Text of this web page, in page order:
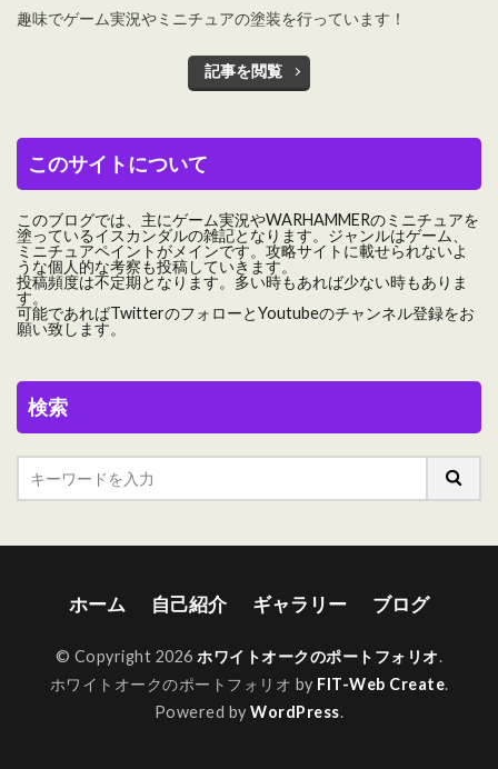
趣味でゲーム実況やミニチュアの塗装を行っています！
記事を閲覧
このサイトについて
このブログでは、主にゲーム実況やWARHAMMERのミニチュアを
塗っているイスカンダルの雑記となります。ジャンルはゲーム、
ミニチュアペイントがメインです。攻略サイトに載せられないよ
うな個人的な考察も投稿していきます。
投稿頻度は不定期となります。多い時もあれば少ない時もありま
す。
可能であればTwitterのフォローとYoutubeのチャンネル登録をお
願い致します。
検索
ホーム 自己紹介 ギャラリー ブログ
© Copyright 2026ホワイトオークのポートフォリオ.
ホワイトオークのポートフォリオ by FIT-Web Create.
Powered byWordPress.